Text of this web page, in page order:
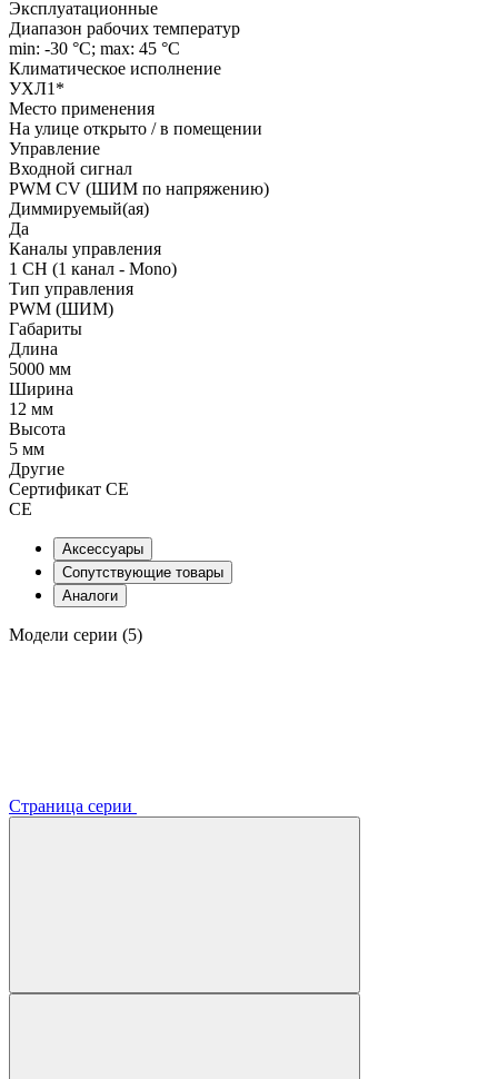
Эксплуатационные
Диапазон рабочих температур
min: -30 °C; max: 45 °C
Климатическое исполнение
УХЛ1*
Место применения
На улице открыто / в помещении
Управление
Входной сигнал
PWM СV (ШИМ по напряжению)
Диммируемый(ая)
Да
Каналы управления
1 CH (1 канал - Mono)
Тип управления
PWM (ШИМ)
Габариты
Длина
5000 мм
Ширина
12 мм
Высота
5 мм
Другие
Сертификат CE
CE
Аксессуары
Сопутствующие товары
Аналоги
Модели серии (5)
Страница серии